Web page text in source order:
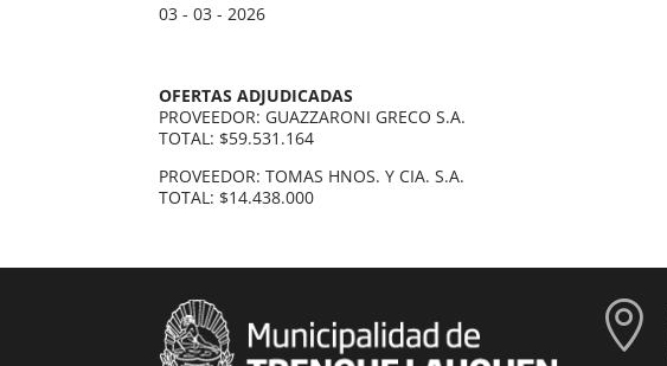
03 - 03 - 2026
OFERTAS ADJUDICADAS
PROVEEDOR: GUAZZARONI GRECO S.A.
TOTAL: $59.531.164
PROVEEDOR: TOMAS HNOS. Y CIA. S.A.
TOTAL: $14.438.000
